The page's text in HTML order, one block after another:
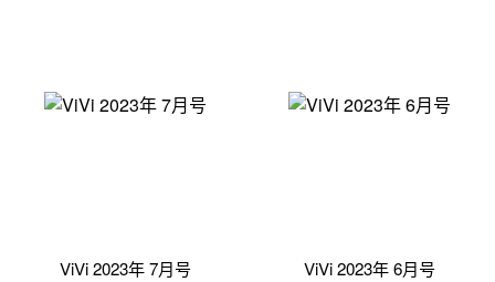
ViVi 2023年 7月号 ViVi 2023年 6月号